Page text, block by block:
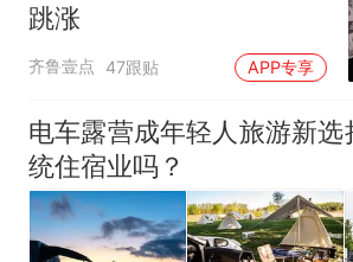
跳涨
齐鲁壹点 47跟贴 APP专享
电车露营成年轻人旅游新选
统住宿业吗？